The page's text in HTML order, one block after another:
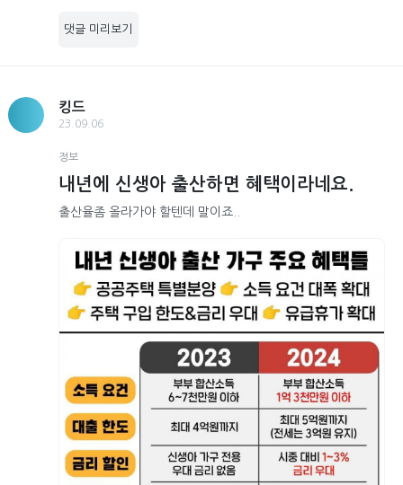
댓글 미리보기
킹드
23.09.06
정보
내년에 신생아 출산하면 혜택이라네요.
출산율좀 올라가야 할텐데 말이죠..